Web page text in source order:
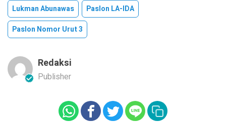
Lukman Abunawas
Paslon LA-IDA
Paslon Nomor Urut 3
Redaksi
Publisher